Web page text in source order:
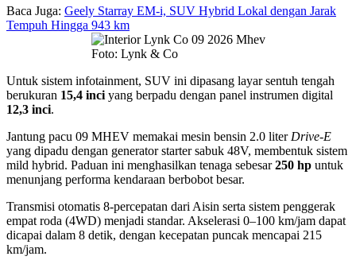
Baca Juga: Geely Starray EM-i, SUV Hybrid Lokal dengan Jarak
Tempuh Hingga 943 km
Foto: Lynk & Co
Untuk sistem infotainment, SUV ini dipasang layar sentuh tengah
berukuran 15,4 inci yang berpadu dengan panel instrumen digital
12,3 inci.
Jantung pacu 09 MHEV memakai mesin bensin 2.0 liter Drive-E
yang dipadu dengan generator starter sabuk 48V, membentuk sistem
mild hybrid. Paduan ini menghasilkan tenaga sebesar250 hp untuk
menunjang performa kendaraan berbobot besar.
Transmisi otomatis 8-percepatan dari Aisin serta sistem penggerak
empat roda (4WD) menjadi standar. Akselerasi 0–100 km/jam dapat
dicapai dalam 8 detik, dengan kecepatan puncak mencapai 215
km/jam.